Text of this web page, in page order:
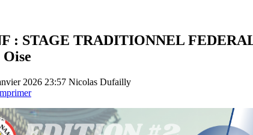
: STAGE TRADITIONNEL
2026 23:57 Nicolas Dufailly